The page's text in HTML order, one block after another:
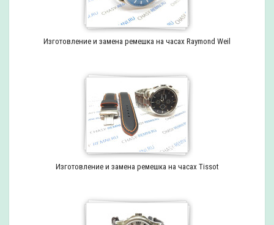
Изготовление и замена ремешка на часах Raymond Weil
Изготовление и замена ремешка на часах Tissot